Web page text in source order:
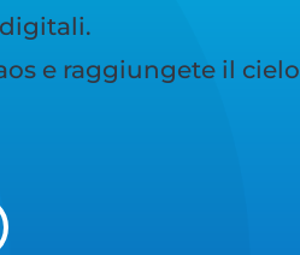
e raggiungete il cielo